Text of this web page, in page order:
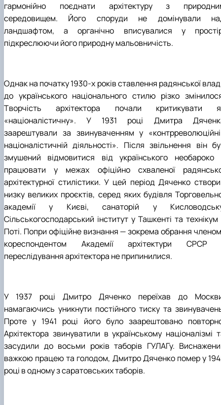
гармонійно поєднати архітектуру з
середовищем. Його споруди не домінували
ландшафтом, а органічно вписувалися у
підкреслюючи його природну мальовничість.
Однак на початку 1930-х років ставлення радянської
до українського національного стилю різко
Творчість архітектора почали критикувати
«націоналістичну». У 1931 році Дмитра
заарештували за звинуваченням у
націоналістичній діяльності». Після звільнення він
змушений відмовитися від українського необароко
працювати у межах офіційно схваленої
архітектурної стилістики. У цей період Дяченко
низку великих проєктів, серед яких будівля
академії у Києві, санаторій у
Сільськогосподарський інститут у Ташкенті та технікум
Поті. Попри офіційне визнання — зокрема обрання
кореспондентом Академії архітектури СРСР
переслідування архітектора не припинилися.
У 1937 році Дмитро Дяченко переїхав до
намагаючись уникнути постійного тиску та
Проте у 1941 році його було заарештовано
Архітектора звинуватили в українському націоналізмі
засудили до восьми років таборів ГУЛАГу.
важкою працею та голодом, Дмитро Дяченко помер у
році в одному з саратовських таборів.